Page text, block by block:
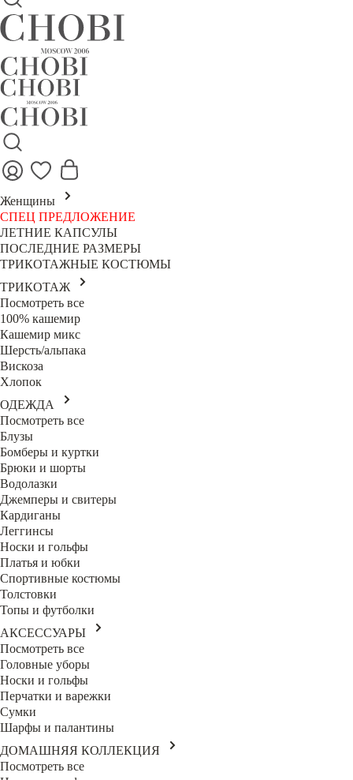
Женщины
СПЕЦ ПРЕДЛОЖЕНИЕ
ЛЕТНИЕ КАПСУЛЫ
ПОСЛЕДНИЕ РАЗМЕРЫ
ТРИКОТАЖНЫЕ КОСТЮМЫ
ТРИКОТАЖ
Посмотреть все
100% кашемир
Кашемир микс
Шерсть/альпака
Вискоза
Хлопок
ОДЕЖДА
Посмотреть все
Блузы
Бомберы и куртки
Брюки и шорты
Водолазки
Джемперы и свитеры
Кардиганы
Леггинсы
Носки и гольфы
Платья и юбки
Спортивные костюмы
Толстовки
Топы и футболки
АКСЕССУАРЫ
Посмотреть все
Головные уборы
Носки и гольфы
Перчатки и варежки
Сумки
Шарфы и палантины
ДОМАШНЯЯ КОЛЛЕКЦИЯ
Посмотреть все